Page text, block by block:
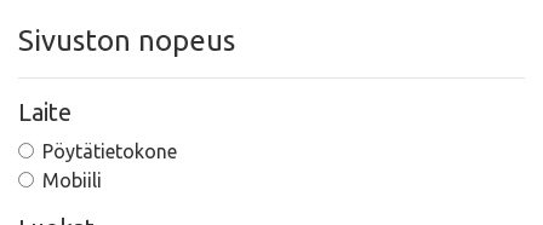
Sivuston nopeus
Laite
Pöytätietokone
Mobiili